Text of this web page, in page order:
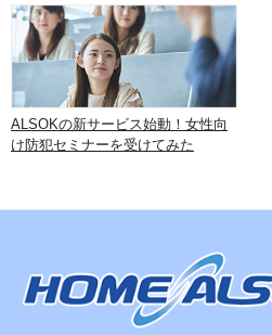
ALSOKの新サービス始動！女性向
け防犯セミナーを受けてみた